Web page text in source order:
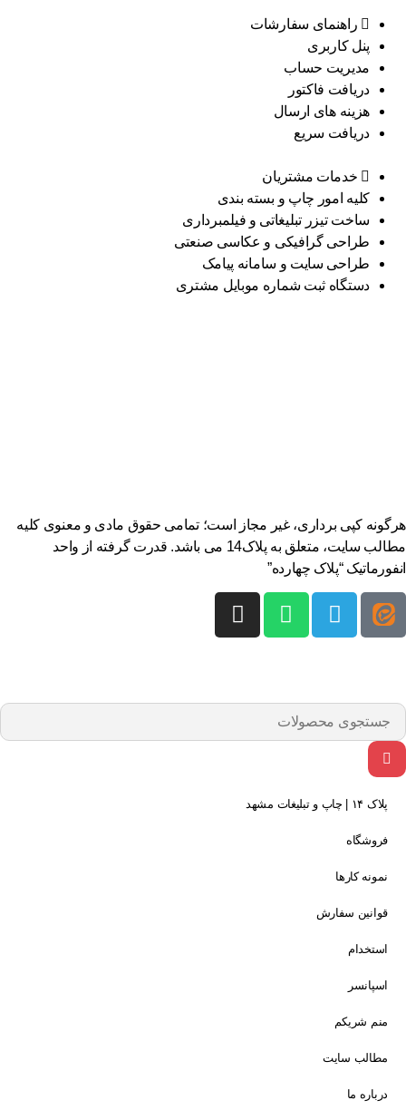
راهنمای سفارشات
پنل کاربری
مدیریت حساب
دریافت فاکتور
هزینه های ارسال
دریافت سریع
خدمات مشتریان
کلیه امور چاپ و بسته بندی
ساخت تیزر تبلیغاتی و فیلمبرداری
طراحی گرافیکی و عکاسی صنعتی
طراحی سایت و سامانه پیامک
دستگاه ثبت شماره موبایل مشتری
کپی برداری، غیر مجاز است؛ تمامی حقوق مادی و معنوی کلیه
مطالب سایت، متعلق به پلاک14 می باشد. قدرت گرفته از واحد
“پلاک چهارده”
پلاک ۱۴ | چاپ و تبلیغات مشهد
فروشگاه
نمونه کارها
قوانین سفارش
استخدام
اسپانسر
منم شریکم
مطالب سایت
درباره ما